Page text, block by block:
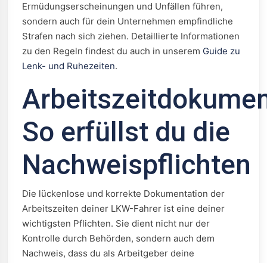
Ermüdungserscheinungen und Unfällen führen,
sondern auch für dein Unternehmen empfindliche
Strafen nach sich ziehen. Detaillierte Informationen
zu den Regeln findest du auch in unserem Guide zu
Lenk- und Ruhezeiten.
So erfüllst du die
Nachweispflichten
Die lückenlose und korrekte Dokumentation der
Arbeitszeiten deiner LKW-Fahrer ist eine deiner
wichtigsten Pflichten. Sie dient nicht nur der
Kontrolle durch Behörden, sondern auch dem
Nachweis, dass du als Arbeitgeber deine